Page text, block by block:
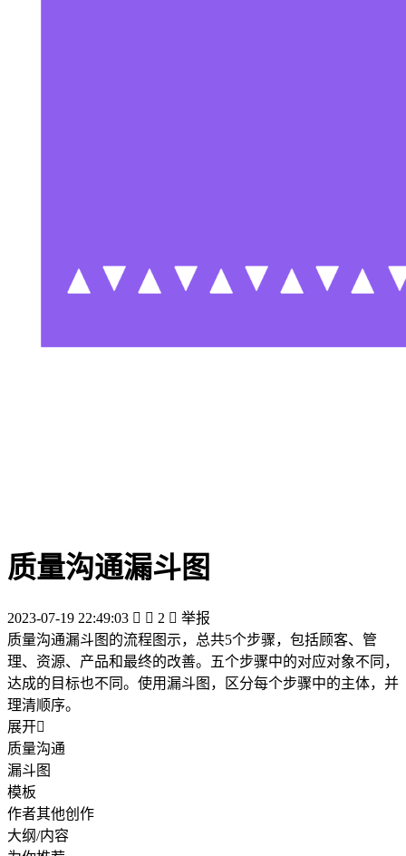
质量沟通漏斗图
2023-07-19 22:49:03   2  举报
质量沟通漏斗图的流程图示，总共5个步骤，包括顾客、管
理、资源、产品和最终的改善。五个步骤中的对应对象不同，
达成的目标也不同。使用漏斗图，区分每个步骤中的主体，并
理清顺序。
展开
质量沟通
漏斗图
模板
作者其他创作
大纲/内容